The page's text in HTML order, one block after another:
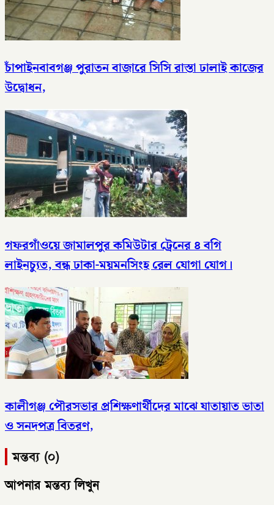
চাঁপাইনবাবগঞ্জ পুরাতন বাজারে সিসি রাস্তা ঢালাই কাজের
উদ্বোধন,
গফরগাঁওয়ে জামালপুর কমিউটার ট্রেনের ৪ বগি
লাইনচ্যুত, বন্ধ ঢাকা-ময়মনসিংহ রেল যোগা যোগ।
কালীগঞ্জ পৌরসভার প্রশিক্ষণার্থীদের মাঝে যাতায়াত ভাতা
ও সনদপত্র বিতরণ,
মন্তব্য (০)
আপনার মন্তব্য লিখুন